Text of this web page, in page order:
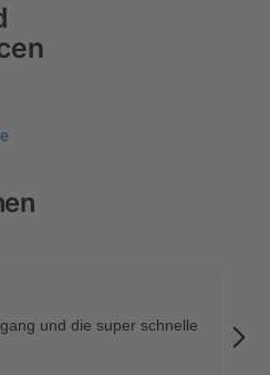
und die super schnelle